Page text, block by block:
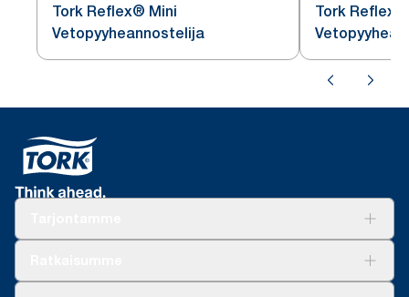
Tork Reflex® Mini
Vetopyyheannostelija
Tork